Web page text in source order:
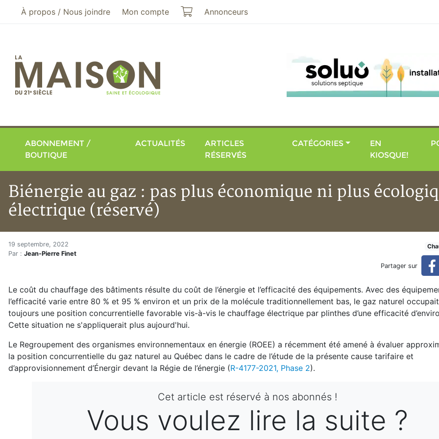
Aller au menu principal
Aller au contenu principal
À propos / Nous joindre Mon compte Mon panier
Annonceurs
ABONNEMENT /
BOUTIQUE
ACTUALITÉS
ARTICLES
RÉSERVÉS
CATÉGORIES
EN
KIOSQUE!
Biénergie au gaz : pas plus économique ni plus
électrique (réservé)
Accueil
Articles
Biénergie au gaz : pas plus économique ni plus écologique que le chauffage électrique (réservé)
Biénergie au gaz : pas plus économique ni plus
19 septembre, 2022
Par : Jean-Pierre Finet
Partager sur
Le coût du chauffage des bâtiments résulte du coût de l’énergie et l’efficacité des équipements. Avec des
l’efficacité varie entre 80 % et 95 % environ et un prix de la molécule traditionnellement bas, le gaz naturel
toujours une position concurrentielle favorable vis-à-vis le chauffage électrique par plinthes d’une efficacité
Cette situation ne s'appliquerait plus aujourd'hui.
Le Regroupement des organismes environnementaux en énergie (ROEE) a récemment été amené à évaluer
la position concurrentielle du gaz naturel au Québec dans le cadre de l’étude de la présente cause tarifaire et
d’approvisionnement d’Énergir devant la Régie de l’énergie (R-4177-2021, Phase 2).
Cet article est réservé à nos abonnés !
Vous voulez lire la suite ?